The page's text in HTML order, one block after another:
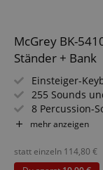
McGrey BK-
Ständer + Bank
Einsteiger-
255 Sounds
8 Percussion-
Inklusive
Sparset
mehr anzeigen
statt einzeln 114,80 €